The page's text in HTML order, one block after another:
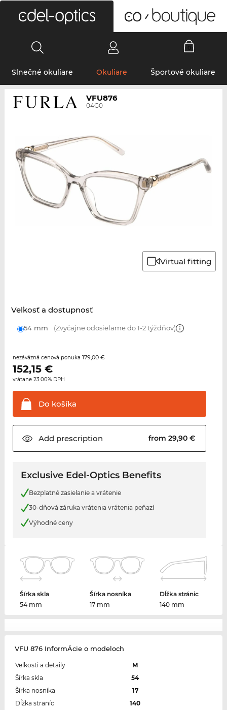
Slnečné okuliare Okuliare Športové okuliare
VFU876
04G0
Virtual fitting
Veľkosť a dostupnosť
54 mm (Zvyčajne odosielame do 1-2 týždňov)
nezáväzná cenová ponuka 179,00 €
152,15€
vrátane 23.00% DPH
Do košíka
Add prescription from 29,90 €
Exclusive Edel-Optics Benefits
Bezplatné zasielanie a vrátenie
30-dňová záruka vrátenia vrátenia peňazí
Výhodné ceny
Šírka skla
54 mm
Šírka nosníka
17 mm
Dĺžka stránic
140 mm
VFU 876 InformÁcie o modeloch
Veľkosti a detaily
M
Šírka skla
54
Šírka nosníka
17
Dĺžka straníc
140